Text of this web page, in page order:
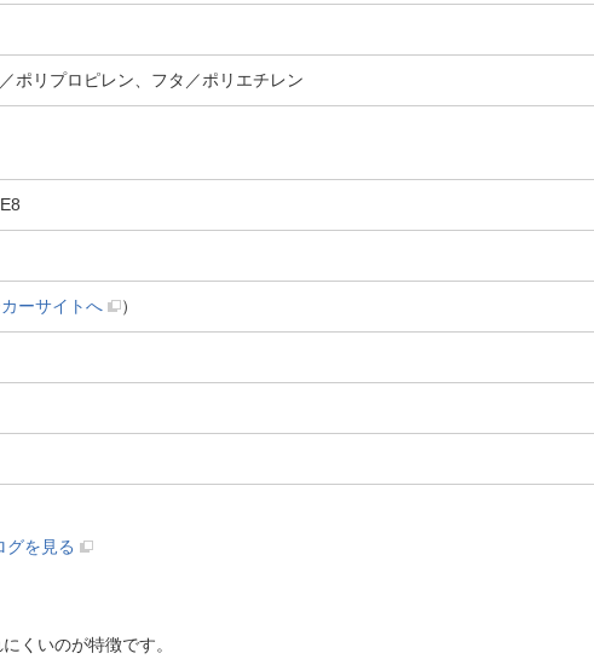
ポリプロピレン、フタ／ポリエチレン
ーサイトへ ）
グを見る
くいのが特徴です。